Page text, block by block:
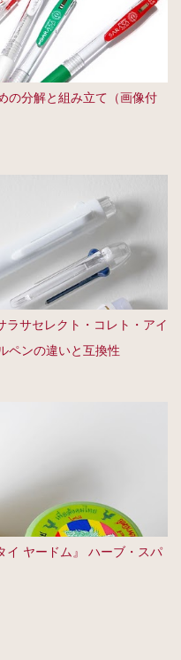
の分解と組み立て（画像付
ラサセレクト・コレト・アイ
ペンの違いと互換性
イ ヤードム』 ハーブ・スパ